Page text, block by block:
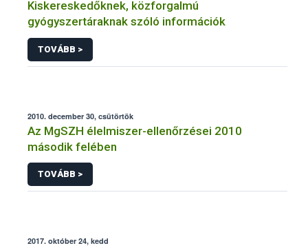
Kiskereskedőknek, közforgalmú
gyógyszertáraknak szóló információk
TOVÁBB >
2010. december 30, csütörtök
Az MgSZH élelmiszer-ellenőrzései 2010
második felében
TOVÁBB >
2017. október 24, kedd